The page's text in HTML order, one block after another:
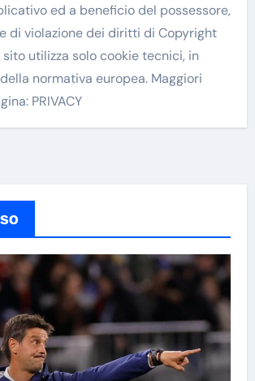
ed a beneficio del possessore,
di violazione dei diritti di Copyright
utilizza solo cookie tecnici, in
normativa europea. Maggiori
PRIVACY